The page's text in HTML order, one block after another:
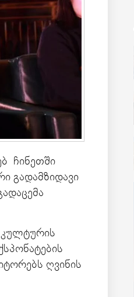
ჩინეთში
გადამზიდავი
კულტურის
ღვინის